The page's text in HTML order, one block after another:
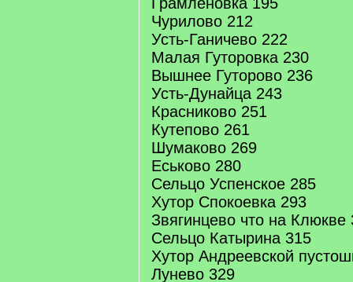
Чурилово 212
Усть-Ганичево 222
Малая Гуторовка 230
Вышнее Гуторово 236
Усть-Дунайца 243
Красниково 251
Кутепово 261
Шумаково 269
Еськово 280
Сельцо Успенское 285
Хутор Спокоевка 293
Звягинцево что на Клюкве
Сельцо Катырина 315
Хутор Андреевской
Лунево 329